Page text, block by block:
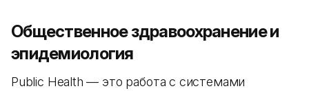
Общественное здравоохранение и
эпидемиология
Public Health — это работа с системами